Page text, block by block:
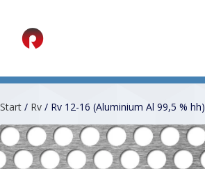
Start / Rv / Rv 12-16 (Aluminium Al 99,5 % hh)